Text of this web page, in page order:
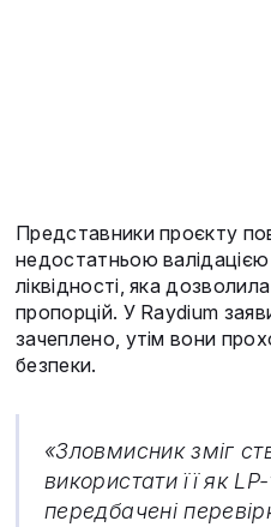
Представники проєкту
недостатньою валідацією
ліквідності, яка
пропорцій. У Raydium
зачеплено, утім вони
безпеки.
«Зловмисник зміг
використати її як
передбачені